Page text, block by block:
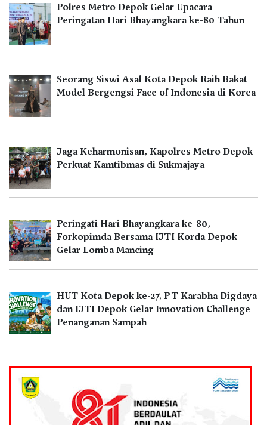
Polres Metro Depok Gelar Upacara
Peringatan Hari Bhayangkara ke-80 Tahun
Seorang Siswi Asal Kota Depok Raih Bakat
Model Bergengsi Face of Indonesia di Korea
Jaga Keharmonisan, Kapolres Metro Depok
Perkuat Kamtibmas di Sukmajaya
Peringati Hari Bhayangkara ke-80,
Forkopimda Bersama IJTI Korda Depok
Gelar Lomba Mancing
HUT Kota Depok ke-27, PT Karabha Digdaya
dan IJTI Depok Gelar Innovation Challenge
Penanganan Sampah